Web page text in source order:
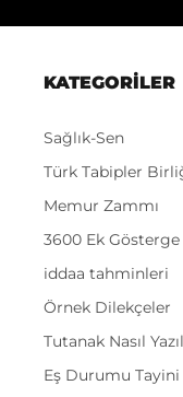
KATEGORİLER
Sağlık-Sen
Türk Tabipler
Memur Zammı
3600 Ek Gösterge
iddaa tahminleri
Örnek Dilekçeler
Tutanak Nasıl
Eş Durumu